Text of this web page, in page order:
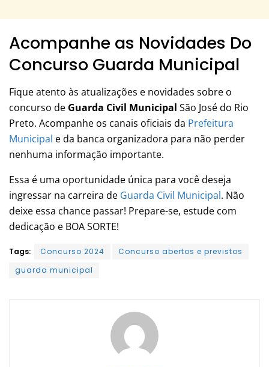
Acompanhe as Novidades Do
Concurso Guarda Municipal
Fique atento às atualizações e novidades sobre o
concurso de Guarda Civil Municipal São José do Rio
Preto. Acompanhe os canais oficiais da Prefeitura
Municipal e da banca organizadora para não perder
nenhuma informação importante.
Essa é uma oportunidade única para você deseja
ingressar na carreira de Guarda Civil Municipal. Não
deixe essa chance passar! Prepare-se, estude com
dedicação e BOA SORTE!
Tags: Concurso 2024
Concurso abertos e previstos
guarda municipal